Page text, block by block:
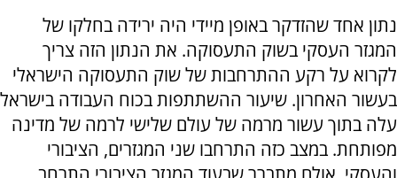
נתון אחד שהזדקר באופן מיידי היה ירידה בחלקו של
המגזר העסקי בשוק התעסוקה. את הנתון הזה צריך
לקרוא על רקע ההתרחבות של שוק התעסוקה הישראלי
בעשור האחרון. שיעור ההשתתפות בכוח העבודה בישראל
עלה בתוך עשור מרמה של עולם שלישי לרמה של מדינה
מפותחת. במצב כזה התרחבו שני המגזרים, הציבורי